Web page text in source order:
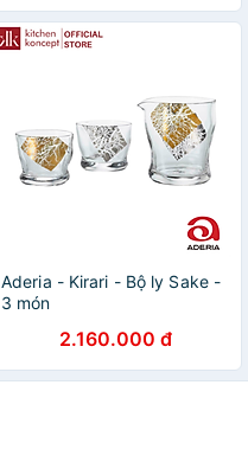
Aderia - Kirari - Bộ ly Sake -
3 món
2.160.000 đ